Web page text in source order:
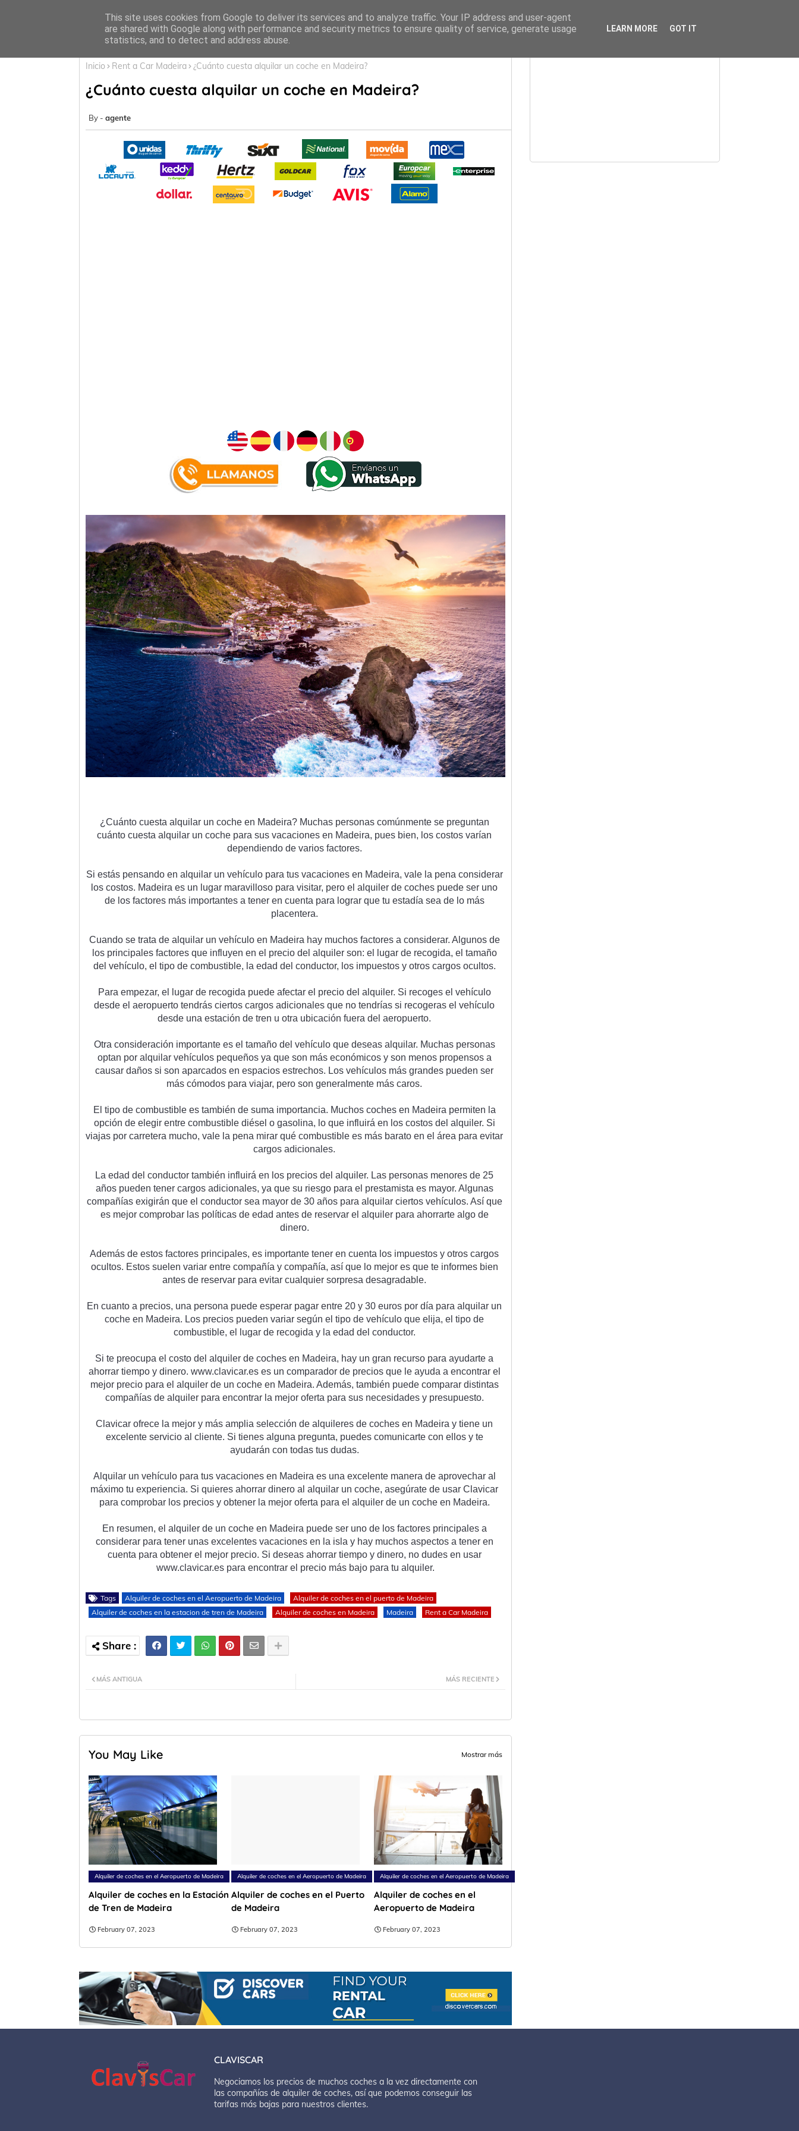
Inicio
Inicio Rent a Car Madeira ¿Cuánto cuesta alquilar un coche en Madeira?
¿Cuánto cuesta alquilar un coche en Madeira?
agente
¿ Cuánto cuesta al quilar un coche en Madeira? Muchas personas comúnmente se preguntan
cuánto cuesta al quilar un coche para sus vacaciones en Madeira, pues bien, los costos varían
dependiendo de varios factores.
Si estás pensando en al quilar un vehícul o para tus vacaciones en Madeira, vale la pena considerar
los costos. Madeira es un ugar maravill oso para visitar, pero el al quiler de coches puede ser uno
de los factores más importantes a tener en cuenta para lograr que tu estadía sea de lo más
pl acentera.
Cuando se trata de al quilar un vehícul o en Madeira hay muchos factores a considerar. Al gunos de
los principales factores que influyen en el precio del al quiler son: el ugar de recogida, el tamaño
del vehícul o, el tipo de combustible, la edad del conductor, los impuestos y otros cargos ocultos.
Para empezar, el ugar de recogida puede afectar el precio del al quiler. Si recoges el vehícul o
desde el aeropuerto tendrás ciertos cargos adicional es que no tendrías si recogeras el vehícul o
desde una estación de tren u otra ubicación fuera del aeropuerto.
Otra consideración importante es el tamaño del vehícul o que deseas al quilar. Muchas personas
optan por al quilar vehícul os pequeños ya que son más económicos y son menos propensos a
causar daños si son aparcados en espacios estrechos. Los vehícul os más grandes pueden ser
más cómodos para viajar, pero son general mente más caros.
El tipo de combustible es también de suma importancia. Muchos coches en Madeira permiten la
opción de elegir entre combustible diésel o gasolina, lo que influirá en los costos del al quiler. Si
viajas por carretera mucho, vale la pena mirar qué combustible es más barato en el área para evitar
cargos adicional es.
La edad del conductor también influirá en los precios del al quiler. Las personas menores de 25
años pueden tener cargos adicional es, ya que su riesgo para el prestamista es mayor. Al gunas
compañías exigirán que el conductor sea mayor de 30 años para al quilar ciertos vehícul os. Así que
es mejor comprobar las pol íticas de edad antes de reservar el al quiler para ahorrarte al go de
dinero.
Además de estos factores principales, es importante tener en cuenta los impuestos y otros cargos
ocultos. Estos suel en variar entre compañía y compañía, así que lo mejor es que te informes bien
antes de reservar para evitar cual quier sorpresa desagradable.
En cuanto a precios, una persona puede esperar pagar entre 20 y 30 euros por día para al quilar un
coche en Madeira. Los precios pueden variar según el tipo de vehícul o que el ija, el tipo de
combustible, el ugar de recogida y la edad del conductor.
Si te preocupa el costo del al quiler de coches en Madeira, hay un gran recurso para ayudarte a
ahorrar tiempo y dinero. www.clavicar.es es un comparador de precios que le ayuda a encontrar el
mejor precio para el alquiler de un coche en Madeira. Además, también puede comparar distintas
compañías de alquiler para encontrar la mejor oferta para sus necesidades y presupuesto.
Clavicar ofrece la mejor y más amplia selección de alquileres de coches en Madeira y tiene un
excelente servicio al cliente. Si tienes alguna pregunta, puedes comunicarte con ellos y te
ayudarán con todas tus dudas.
Alquilar un vehículo para tus vacaciones en Madeira es una excelente manera de aprovechar al
máximo tu experiencia. Si quieres ahorrar dinero al alquilar un coche, asegúrate de usar Clavicar
para comprobar los precios y obtener la mejor oferta para el alquiler de un coche en Madeira.
En resumen, el alquiler de un coche en Madeira puede ser uno de los factores principales a
considerar para tener unas excelentes vacaciones en la isla y hay muchos aspectos a tener en
cuenta para obtener el mejor precio. Si deseas ahorrar tiempo y dinero, no dudes en usar
www.clavicar.es para encontrar el precio más bajo para tu alquiler.
Tags Alquiler de coches en el Aeropuerto de Madeira
Alquiler de coches en el puerto de Madeira
Alquiler de coches en la estacion de tren de Madeira
Alquiler de coches en Madeira Madeira Rent a Car Madeira
MÁS RECIENTE
MÁS ANTIGUA
You May Like Mostrar más
Alquiler de coches en el Aeropuerto de Madeira
Alquiler de coches en la Estación
de Tren de Madeira
February 07, 2023
Alquiler de coches en el Aeropuerto de Madeira
Alquiler de coches en el Puerto
de Madeira
February 07, 2023
Alquiler de coches en el Aeropuerto de Madeira
Alquiler de coches en el
Aeropuerto de Madeira
February 07, 2023
CLAVISCAR
Negociamos los precios de muchos coches a la vez directamente con
las compañías de alquiler de coches, así que podemos conseguir las
tarifas más bajas para nuestros clientes.
This site uses cookies from Google to deliver its services and to analyze traffic. Your IP address and user-agent
are shared with Google along with performance and security metrics to ensure quality of service, generate usage
statistics, and to detect and address abuse.
LEARN MORE GOT IT